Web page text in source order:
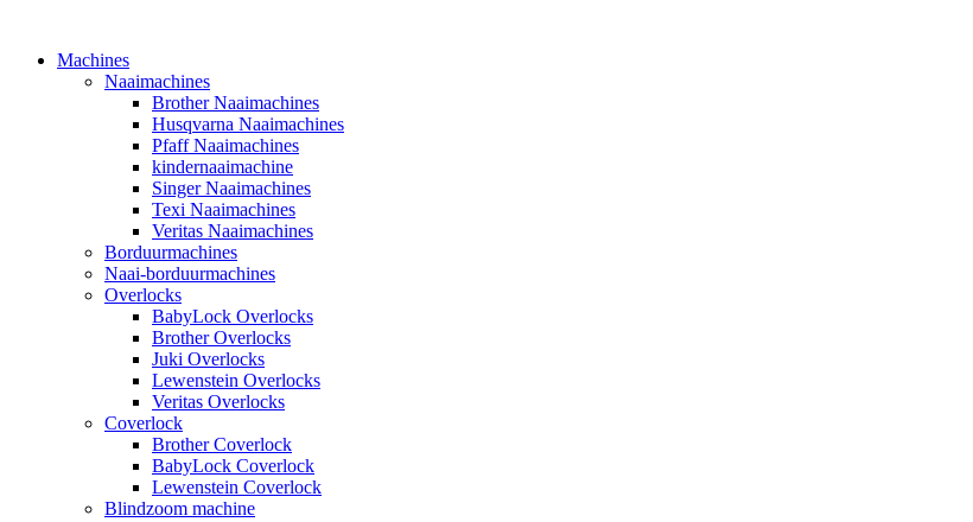
Machines
Naaimachines
Brother Naaimachines
Husqvarna Naaimachines
Pfaff Naaimachines
kindernaaimachine
Singer Naaimachines
Texi Naaimachines
Veritas Naaimachines
Borduurmachines
Naai-borduurmachines
Overlocks
BabyLock Overlocks
Brother Overlocks
Juki Overlocks
Lewenstein Overlocks
Veritas Overlocks
Coverlock
Brother Coverlock
BabyLock Coverlock
Lewenstein Coverlock
Blindzoom machine